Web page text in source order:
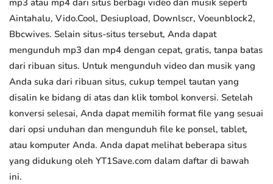
mp3 atau mp4 dari situs berbagi video dan musik seperti
Aintahalu, Vido.Cool, Desiupload, Downlscr, Voeunblock2,
Bbcwives. Selain situs-situs tersebut, Anda dapat
mengunduh mp3 dan mp4 dengan cepat, gratis, tanpa batas
dari ribuan situs. Untuk mengunduh video dan musik yang
Anda suka dari ribuan situs, cukup tempel tautan yang
disalin ke bidang di atas dan klik tombol konversi. Setelah
konversi selesai, Anda dapat memilih format file yang sesuai
dari opsi unduhan dan mengunduh file ke ponsel, tablet,
atau komputer Anda. Anda dapat melihat beberapa situs
yang didukung oleh YT1Save.com dalam daftar di bawah
ini.